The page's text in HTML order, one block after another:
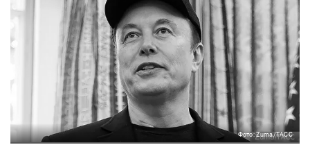
Фото: Zuma/ТАСС